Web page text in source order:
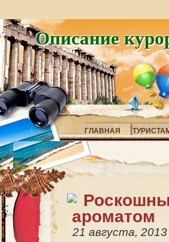
Описание
ГЛАВНАЯ
ароматом
21 августа, 2013